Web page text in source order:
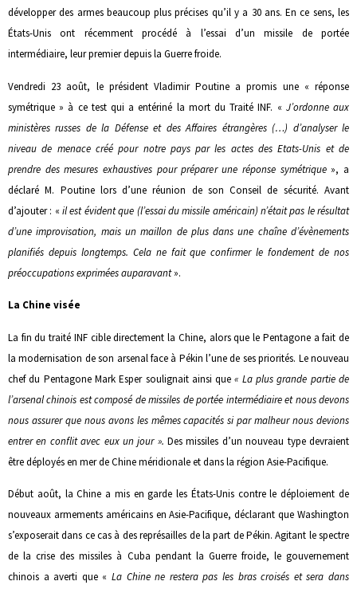
développer des armes beaucoup plus précises qu’il y a 30 ans. En ce sens, les
États-Unis ont récemment procédé à l’essai d’un missile de portée
intermédiaire, leur premier depuis la Guerre froide.
Vendredi 23 août, le président Vladimir Poutine a promis une « réponse
symétrique » à ce test qui a entériné la mort du Traité INF. « J’ordonne aux
ministères russes de la Défense et des Affaires étrangères (…) d’analyser le
niveau de menace créé pour notre pays par les actes des Etats-Unis et de
prendre des mesures exhaustives pour préparer une réponse symétrique », a
déclaré M. Poutine lors d’une réunion de son Conseil de sécurité. Avant
d’ajouter : « il est évident que (l’essai du missile américain) n’était pas le résultat
d’une improvisation, mais un maillon de plus dans une chaîne d’évènements
planifiés depuis longtemps. Cela ne fait que confirmer le fondement de nos
préoccupations exprimées auparavant».
La Chine visée
La fin du traité INF cible directement la Chine, alors que le Pentagone a fait de
la modernisation de son arsenal face à Pékin l’une de ses priorités. Le nouveau
chef du Pentagone Mark Esper soulignait ainsi que« La plus grande partie de
l’arsenal chinois est composé de missiles de portée intermédiaire et nous devons
nous assurer que nous avons les mêmes capacités si par malheur nous devions
entrer en conflit avec eux un jour ». Des missiles d’un nouveau type devraient
être déployés en mer de Chine méridionale et dans la région Asie-Pacifique.
Début août, la Chine a mis en garde les États-Unis contre le déploiement de
nouveaux armements américains en Asie-Pacifique, déclarant que Washington
s’exposerait dans ce cas à des représailles de la part de Pékin. Agitant le spectre
de la crise des missiles à Cuba pendant la Guerre froide, le gouvernement
chinois a averti que « La Chine ne restera pas les bras croisés et sera dans